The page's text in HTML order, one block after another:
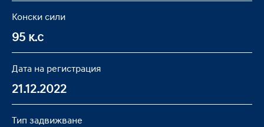
Конски сили
95 к.с
Дата на регистрация
21.12.2022
Тип задвижване